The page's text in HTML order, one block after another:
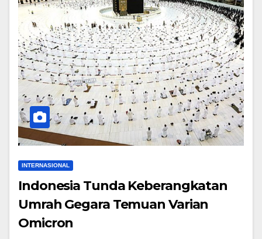
INTERNASIONAL
Indonesia Tunda Keberangkatan
Umrah Gegara Temuan Varian
Omicron